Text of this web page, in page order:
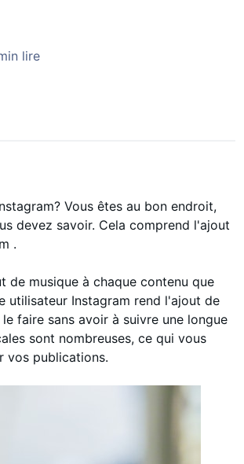
lire
Vous êtes au bon endroit,
devez savoir. Cela comprend l'ajout
.
de musique à chaque contenu que
utilisateur Instagram rend l'ajout de
faire sans avoir à suivre une longue
sont nombreuses, ce qui vous
vos publications.